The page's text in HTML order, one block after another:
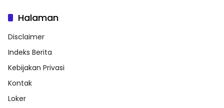
Halaman
Disclaimer
Indeks Berita
Kebijakan Privasi
Kontak
Loker